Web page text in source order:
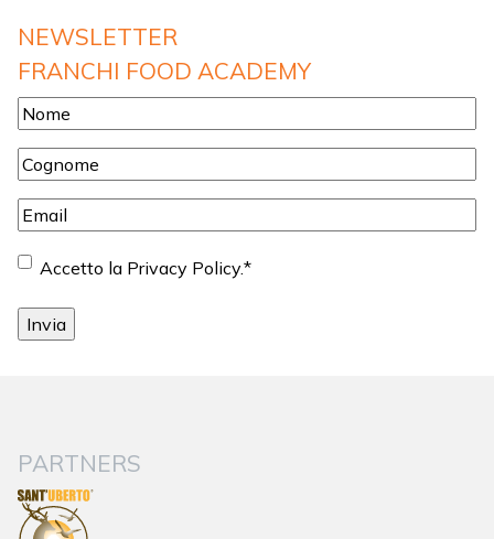
NEWSLETTER
FRANCHI FOOD ACADEMY
Nome*
Cognome*
Email*
Consenso*
Accetto la Privacy Policy.*
PARTNERS